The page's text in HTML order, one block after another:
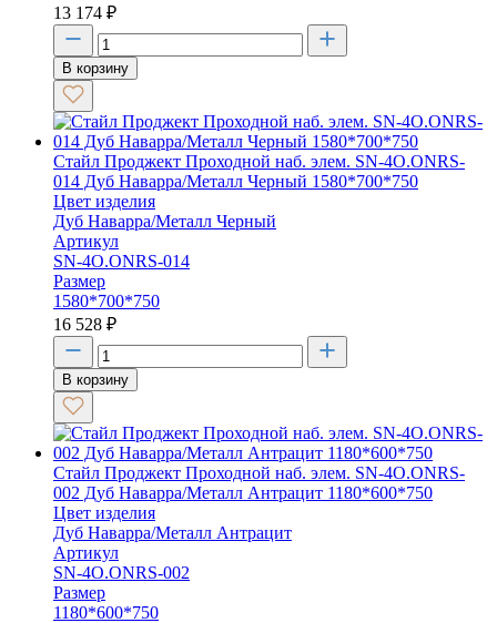
13 174 ₽
В корзину
Стайл Проджект Проходной наб. элем. SN-4O.ONRS-
014 Дуб Наварра/Металл Черный 1580*700*750
Цвет изделия
Дуб Наварра/Металл Черный
Артикул
SN-4O.ONRS-014
Размер
1580*700*750
16 528 ₽
В корзину
Стайл Проджект Проходной наб. элем. SN-4O.ONRS-
002 Дуб Наварра/Металл Антрацит 1180*600*750
Цвет изделия
Дуб Наварра/Металл Антрацит
Артикул
SN-4O.ONRS-002
Размер
1180*600*750